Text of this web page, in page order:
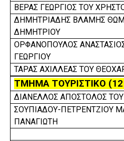
ΒΕΡΑΣ ΓΕΩΡΓΙΟΣ ΤΟΥ
ΔΗΜΗΤΡΙΑΔΗΣ ΒΛΑΜΗΣ
ΔΗΜΗΤΡΙΟΥ
ΟΡΦΑΝΟΠΟΥΛΟΣ
ΓΕΩΡΓΙΟΥ
ΤΑΡΑΣ ΑΧΙΛΛΕΑΣ ΤΟΥ
ΤΜΗΜΑ ΤΟΥΡΙΣΤΙΚΟ
ΔΙΑΝΕΛΛΟΣ ΑΠΟΣΤΟΛΟΣ
ΣΟΥΠΙΑΔΟΥ-ΠΕΤΡΕΝΤΖΙΟΥ
ΠΑΝΑΓΙΩΤΗ